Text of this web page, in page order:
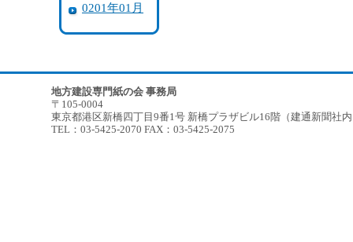
0201年01月
地方建設専門紙の会 事務局
〒105-0004
東京都港区新橋四丁目9番1号 新橋プラザビル16階（建通新聞社
TEL：03-5425-2070 FAX：03-5425-2075